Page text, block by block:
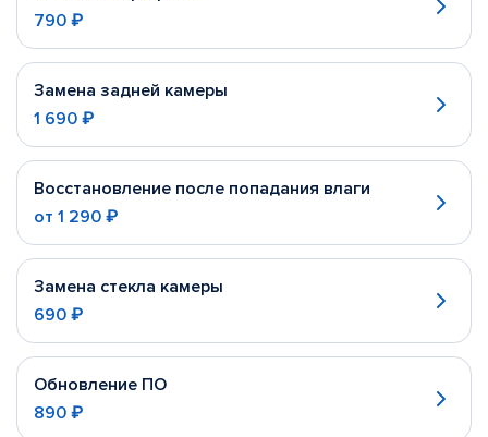
790 ₽
Замена задней камеры
1 690 ₽
Восстановление после попадания влаги
от 1 290 ₽
Замена стекла камеры
690 ₽
Обновление ПО
890 ₽